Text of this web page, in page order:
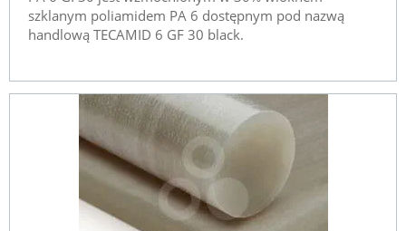
szklanym poliamidem PA 6 dostępnym pod nazwą
handlową TECAMID 6 GF 30 black.